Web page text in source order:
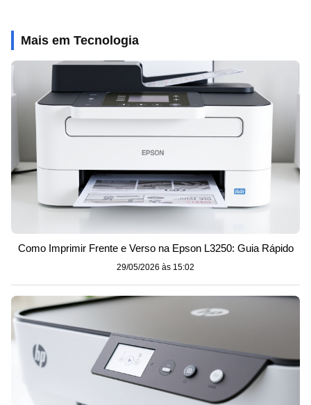
Mais em Tecnologia
Como Imprimir Frente e Verso na Epson L3250: Guia Rápido
29/05/2026 às 15:02